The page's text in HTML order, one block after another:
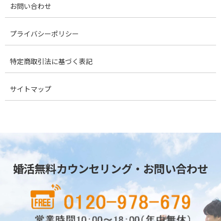
お問い合わせ
プライバシーポリシー
特定商取引法に基づく表記
サイトマップ
婚活無料カウンセリング・お問い合わせ